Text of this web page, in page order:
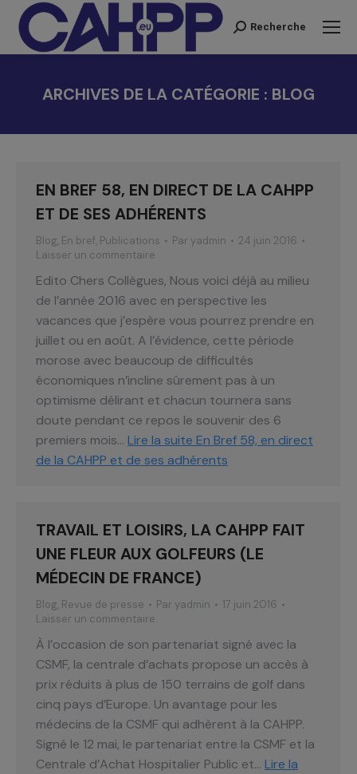
Recherche
Recherche
ARCHIVES DE LA CATÉGORIE : BLOG
EN BREF 58, EN DIRECT DE LA CAHPP
ET DE SES ADHÉRENTS
Blog, En bref, Publications Par yadmin
24 juin 2016
Laisser un commentaire
Edito Chers Collègues, Nous voici déjà au milieu
de l’année 2016 avec en perspective les
vacances que j’espère vous pourrez prendre en
juillet ou en août. A l’évidence, cette période
morose avec beaucoup de difficultés
économiques n’incline sûrement pas à un
optimisme délirant et chacun tournera sans
doute pendant ce repos le souvenir des 6
premiers mois… Lire la suite En Bref 58, en direct
de la CAHPP et de ses adhérents
TRAVAIL ET LOISIRS, LA CAHPP FAIT
UNE FLEUR AUX GOLFEURS (LE
MÉDECIN DE FRANCE)
Blog, Revue de presse Par yadmin
17 juin 2016
Laisser un commentaire
À l’occasion de son partenariat signé avec la
CSMF, la centrale d’achats propose un accès à
prix réduits à plus de 150 terrains de golf dans
cinq pays d’Europe. Un avantage pour les
médecins de la CSMF qui adhèrent à la CAHPP.
Signé le 12 mai, le partenariat entre la CSMF et la
Centrale d’Achat Hospitalier Public et… Lire la